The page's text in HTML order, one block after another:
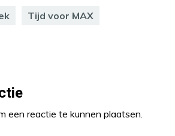
Tijd voor MAX
een reactie te kunnen plaatsen.